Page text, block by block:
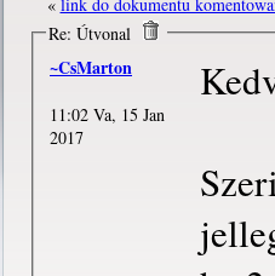
Re: Útvonal
~CsMarton
11:02 Va, 15 Jan
2017